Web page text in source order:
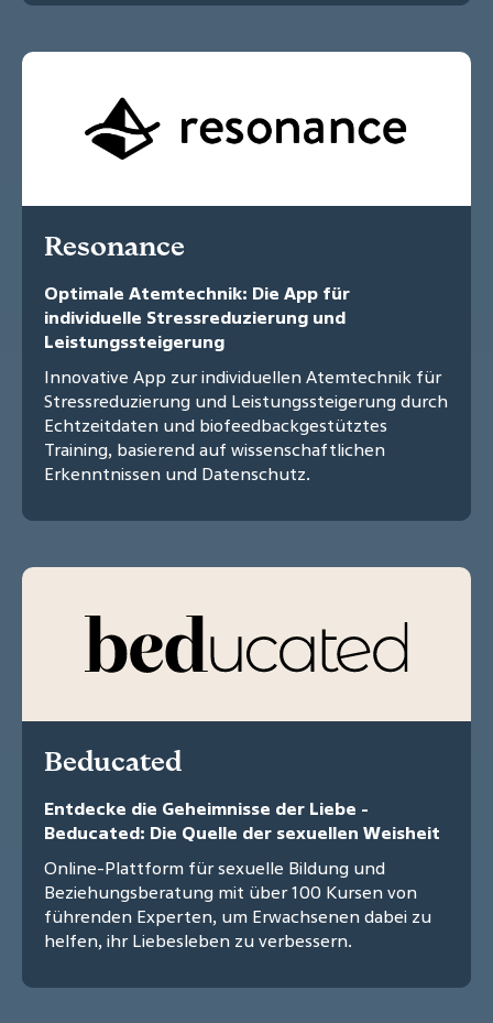
Resonance
Optimale Atemtechnik: Die App für
individuelle Stressreduzierung und
Leistungssteigerung
Innovative App zur individuellen Atemtechnik für
Stressreduzierung und Leistungssteigerung durch
Echtzeitdaten und biofeedbackgestütztes
Training, basierend auf wissenschaftlichen
Erkenntnissen und Datenschutz.
Beducated
Entdecke die Geheimnisse der Liebe -
Beducated: Die Quelle der sexuellen Weisheit
Online-Plattform für sexuelle Bildung und
Beziehungsberatung mit über 100 Kursen von
führenden Experten, um Erwachsenen dabei zu
helfen, ihr Liebesleben zu verbessern.